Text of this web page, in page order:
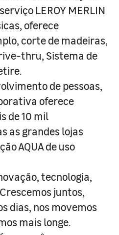
LEROY MERLIN
oferece
corte de madeiras,
thru, Sistema de
de pessoas,
oferece
de 10 mil
as grandes lojas
AQUA de uso
tecnologia,
juntos,
dias, nos movemos
mais longe.